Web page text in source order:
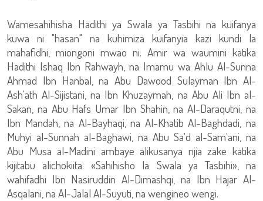
Wamesahihisha Hadithi ya Swala ya Tasbihi na kuifanya
kuwa ni "hasan" na kuhimiza kuifanyia kazi kundi la
mahafidhi, miongoni mwao ni: Amir wa waumini katika
Hadithi Ishaq Ibn Rahwayh, na Imamu wa Ahlu Al-Sunna
Ahmad Ibn Hanbal, na Abu Dawood Sulayman Ibn Al-
Ash'ath Al-Sijistani, na Ibn Khuzaymah, na Abu Ali Ibn al-
Sakan, na Abu Hafs Umar Ibn Shahin, na Al-Daraqutni, na
Ibn Mandah, na Al-Bayhaqi, na Al-Khatib Al-Baghdadi, na
Muhyi al-Sunnah al-Baghawi, na Abu Sa'd al-Sam'ani, na
Abu Musa al-Madini ambaye alikusanya njia zake katika
kijitabu alichokiita: «Sahihisho la Swala ya Tasbihi», na
wahifadhi Ibn Nasiruddin Al-Dimashqi, na Ibn Hajar Al-
Asqalani, na Al-Jalal Al-Suyuti, na wengineo wengi.